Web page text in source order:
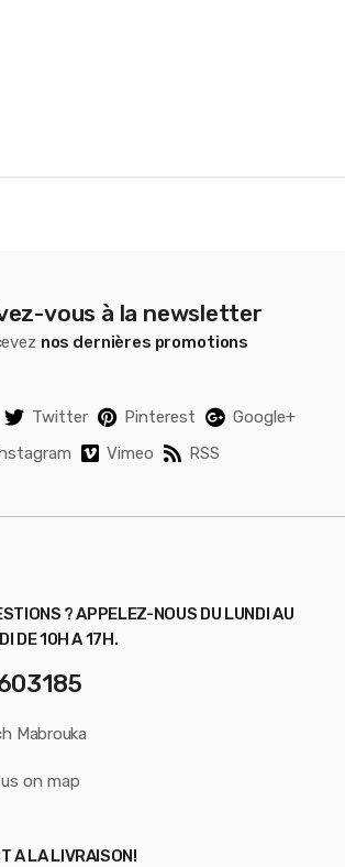
vous à la newsletter
nos dernières promotions
Twitter Pinterest
Google+
Vimeo RSS
? APPELEZ-NOUS DU LUNDI AU
DE 10H A 17H.
Mabrouka
on map
A LA LIVRAISON!